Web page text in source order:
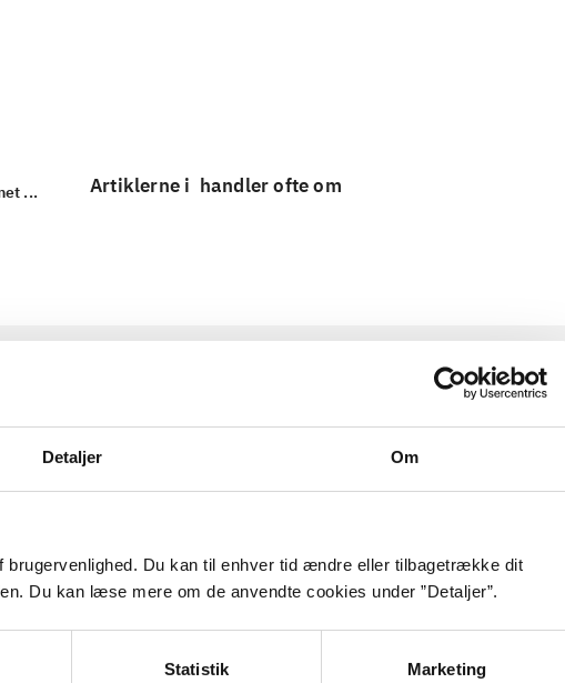
Detaljer Om
Du kan til enhver tid ændre eller tilbagetrække dit
Du kan læse mere om de anvendte cookies under ”Detaljer”.
Statistik Marketing
...
Artiklerne i handler ofte om